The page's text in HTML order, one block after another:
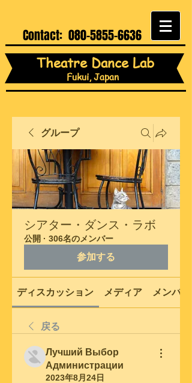
Contact: 080-5855-6636
Theatre Dance Lab
Fukui, Japan
グループ
シアター・ダンス・ラボ
公開 · 306名のメンバー
参加する
ディスカッション メディア メンバー
戻る
Лучший Выбор
Администрации
2023年8月24日